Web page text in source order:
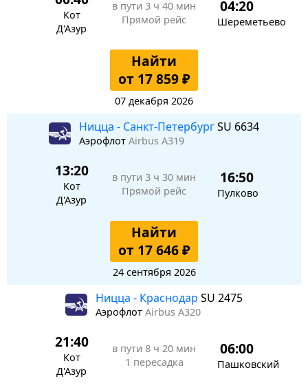
Кот
Д'Азур
в пути 3 ч 40 мин
Прямой рейс
04:20
Шереметьево
Найти
от 17 859 ₽
07 декабря 2026
Ницца - Санкт-ПетербургSU 6634
Аэрофлот Airbus A319
13:20
Кот
Д'Азур
в пути 3 ч 30 мин
Прямой рейс
16:50
Пулково
Найти
от 17 646 ₽
24 сентября 2026
Ницца - Краснодар SU 2475
Аэрофлот Airbus A320
21:40
Кот
Д'Азур
в пути 8 ч 20 мин
1 пересадка
06:00
Пашковский